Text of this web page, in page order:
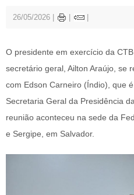
26/05/2026
O presidente em exercício da
secretário geral, Ailton Araújo, se
com Edson Carneiro (Índio), que
Secretaria Geral da Presidência
reunião aconteceu na sede da
e Sergipe, em Salvador.